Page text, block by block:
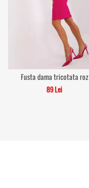
Fusta dama tricotata roz
89 Lei